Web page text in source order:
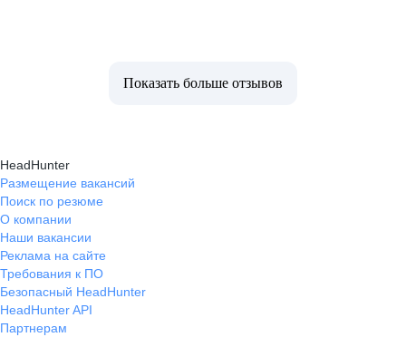
Показать больше отзывов
HeadHunter
Размещение вакансий
Поиск по резюме
О компании
Наши вакансии
Реклама на сайте
Требования к ПО
Безопасный HeadHunter
HeadHunter API
Партнерам